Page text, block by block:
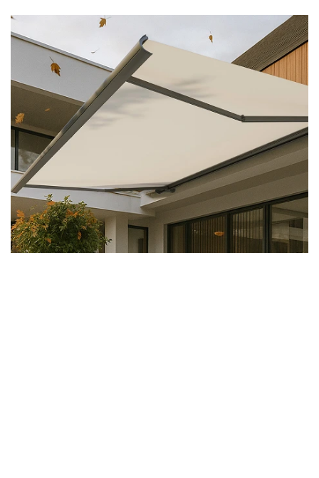
Veiligheid: reageert
wanneer het stormachtig
wordt.
Bij harde wind trekt het systeem de luifel
automatisch in – voor meer veiligheid bij
plotselinge windstoten.